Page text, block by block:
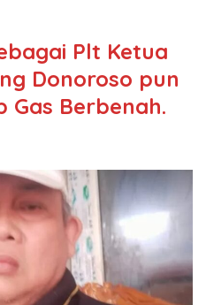
Plt Ketua
Donoroso pun
Gas Berbenah.